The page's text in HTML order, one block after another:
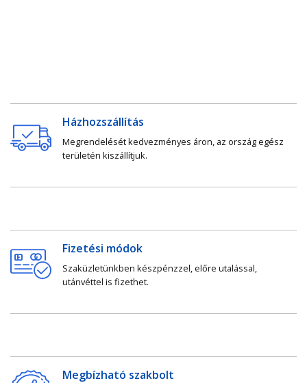
Házhozszállítás
Megrendelését kedvezményes áron, az ország egész
területén kiszállítjuk.
Fizetési módok
Szaküzletünkben készpénzzel, előre utalással,
utánvéttel is fizethet.
Megbízható szakbolt